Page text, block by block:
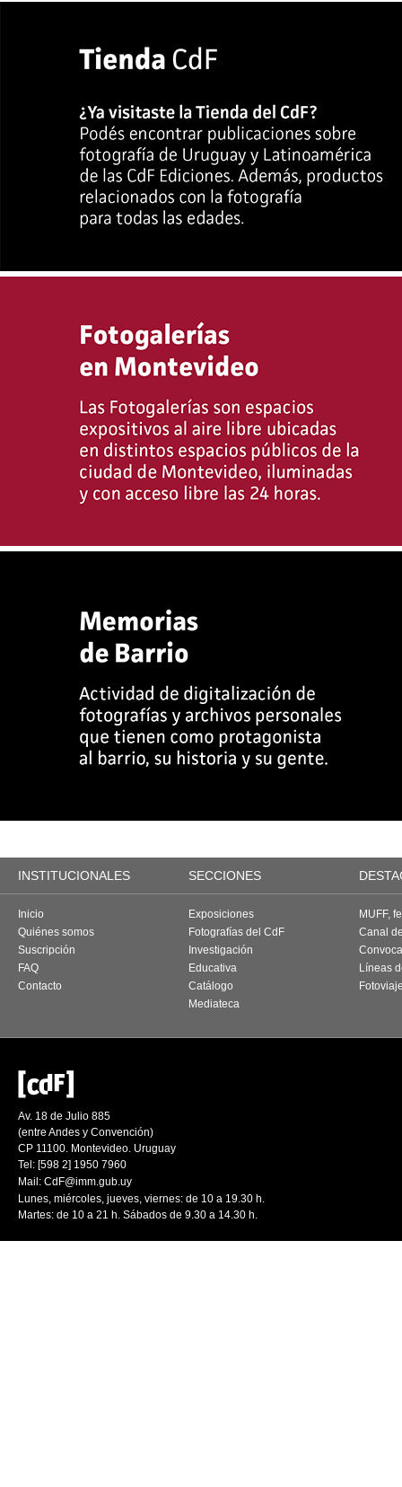
INSTITUCIONALES SECCIONES
Inicio
Quiénes somos
Suscripción
FAQ
Contacto
Exposiciones
Fotografías del CdF
Investigación
Educativa
Catálogo
Mediateca
MUFF,
Canal
Líneas
Av. 18 de Julio 885
(entre Andes y Convención)
CP 11100. Montevideo. Uruguay
Tel: [598 2] 1950 7960
Mail: CdF@imm.gub.uy
Lunes, miércoles, jueves, viernes: de 10 a 19.30 h.
Martes: de 10 a 21 h. Sábados de 9.30 a 14.30 h.